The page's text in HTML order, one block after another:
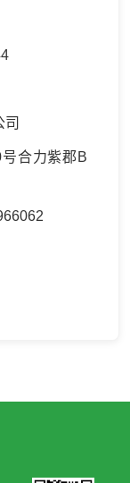
司
合力紫郡B